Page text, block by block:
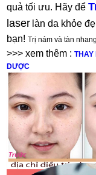
quả tối ưu. Hãy để
laser làn da khỏe
bạn!Trị nám và tàn
>>> xem thêm : THAY
DƯỢC